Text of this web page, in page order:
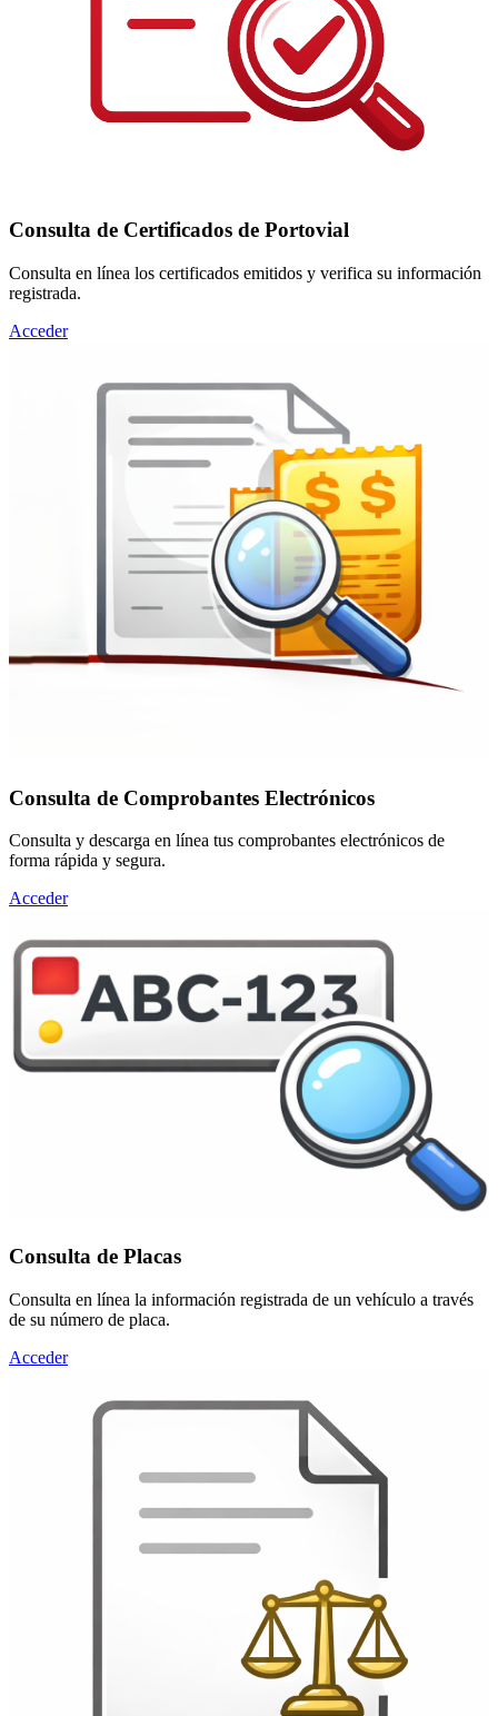
Consulta de Certificados de Portovial
Consulta en línea los certificados emitidos y verifica su información
registrada.
Acceder
Consulta de Comprobantes Electrónicos
Consulta y descarga en línea tus comprobantes electrónicos de
forma rápida y segura.
Acceder
Consulta de Placas
Consulta en línea la información registrada de un vehículo a través
de su número de placa.
Acceder